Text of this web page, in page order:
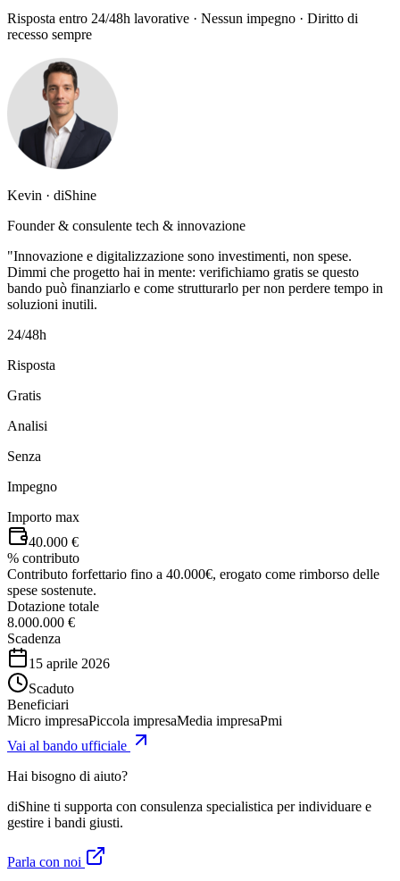
Risposta entro 24/48h lavorative · Nessun impegno · Diritto di
recesso sempre
Kevin · diShine
Founder & consulente tech & innovazione
"Innovazione e digitalizzazione sono investimenti, non spese.
Dimmi che progetto hai in mente: verifichiamo gratis se questo
bando può finanziarlo e come strutturarlo per non perdere tempo in
soluzioni inutili.
24/48h
Risposta
Gratis
Analisi
Senza
Impegno
Importo max
40.000 €
% contributo
Contributo forfettario fino a 40.000€, erogato come rimborso delle
spese sostenute.
Dotazione totale
8.000.000 €
Scadenza
15 aprile 2026
Scaduto
Beneficiari
Micro impresaPiccola impresaMedia impresaPmi
Vai al bando ufficiale
Hai bisogno di aiuto?
diShine ti supporta con consulenza specialistica per individuare e
gestire i bandi giusti.
Parla con noi